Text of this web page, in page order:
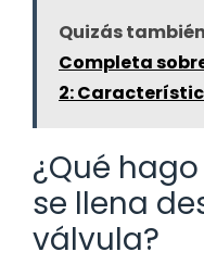
Quizás
Completa
2:
¿Qué
se llena
válvula?